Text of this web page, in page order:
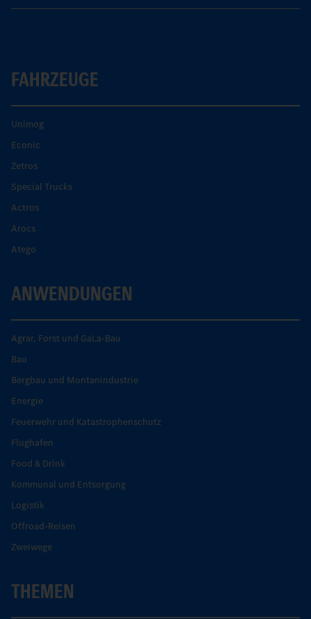
FAHRZEUGE
Unimog
Econic
Zetros
Special Trucks
Actros
Arocs
Atego
ANWENDUNGEN
Agrar, Forst und GaLa-Bau
Bau
Bergbau und Montanindustrie
Energie
Feuerwehr und Katastrophenschutz
Flughafen
Food & Drink
Kommunal und Entsorgung
Logistik
Offroad-Reisen
Zweiwege
THEMEN